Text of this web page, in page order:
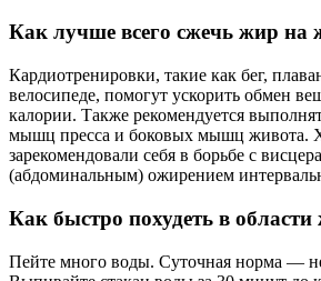
Как лучше всего сжечь жир на
Кардиотренировки, такие как бег,
велосипеде, помогут ускорить обмен
калории. Также рекомендуется
мышц пресса и боковых мышц живота.
зарекомендовали себя в борьбе с
(абдоминальным) ожирением
Как быстро похудеть в области
Пейте много воды. Суточная норма —